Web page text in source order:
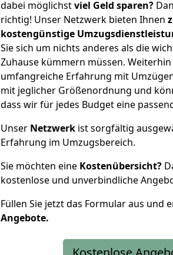
dabei möglichstviel Geld sparen?
richtig! Unser Netzwerk bieten Ihnen
kostengünstige
Sie sich um nichts anderes als die
Zuhause kümmern müssen.
umfangreiche Erfahrung mit
mit jeglicher Größenordnung und
dass wir für jedes Budget eine
Unser Netzwerk ist sorgfältig
Erfahrung im Umzugsbereich.
Sie möchten eine Kostenübersicht?
kostenlose und unverbindliche
Füllen Sie jetzt das Formular aus und
Angebote.